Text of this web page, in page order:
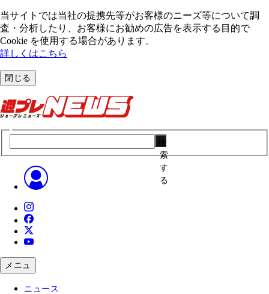
当サイトでは当社の提携先等がお客様のニーズ等について調
査・分析したり、お客様にお勧めの広告を表⽰する⽬的で
Cookie を使⽤する場合があります。
詳しくはこちら
閉じる
索
す
る
メニュ
ニュース